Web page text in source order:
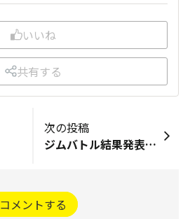
いいね
共有する
次の投稿
ジムバトル結果発表🌈🌈
コメントする